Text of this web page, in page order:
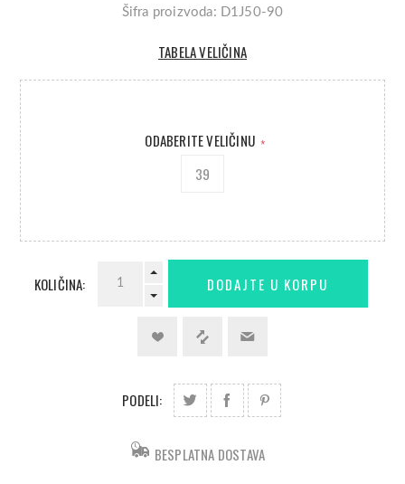
Šifra proizvoda: D1J50-90
TABELA VELIČINA
ODABERITE VELIČINU *
39
KOLIČINA:
PODELI:
BESPLATNA DOSTAVA